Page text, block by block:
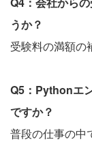
うか？
受験料の満額の
Q5：Pythonエ
ですか？
普段の仕事の中